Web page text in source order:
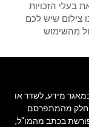
בעלי הזכויות
צילום שיש לכם
מהשימוש
מידע, לשדר או
חלק מהמתפרסם
בכתב מהמו"ל,